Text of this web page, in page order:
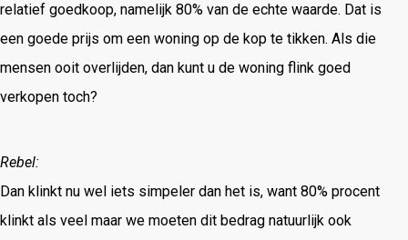
relatief goedkoop, namelijk 80% van de echte waarde. Dat is
een goede prijs om een woning op de kop te tikken. Als die
mensen ooit overlijden, dan kunt u de woning flink goed
verkopen toch?
Rebel:
Dan klinkt nu wel iets simpeler dan het is, want 80% procent
klinkt als veel maar we moeten dit bedrag natuurlijk ook